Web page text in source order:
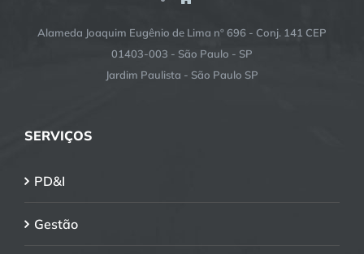
Alameda Joaquim Eugênio de Lima nº 696 - Conj. 141 CEP
01403-003 - São Paulo - SP
Jardim Paulista - São Paulo SP
SERVIÇOS
PD&I
Gestão